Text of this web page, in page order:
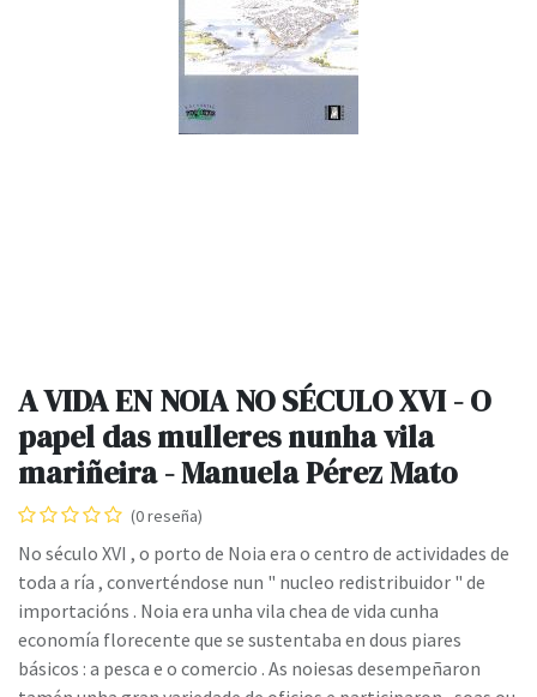
A VIDA EN NOIA NO SÉCULO XVI - O
papel das mulleres nunha vila
mariñeira - Manuela Pérez Mato
(0 reseña)
No século XVI , o porto de Noia era o centro de actividades de
toda a ría , converténdose nun " nucleo redistribuidor " de
importacións . Noia era unha vila chea de vida cunha
economía florecente que se sustentaba en dous piares
básicos : a pesca e o comercio . As noiesas desempeñaron